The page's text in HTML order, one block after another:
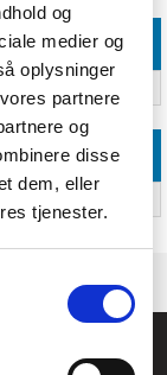
og
medier og
oplysninger
partnere
og
disse
dem, eller
tjenester.